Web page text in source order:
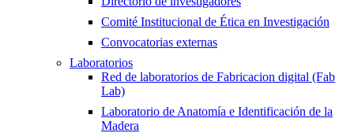
Comité Institucional de Ética en Investigación
Convocatorias externas
Laboratorios
Red de laboratorios de Fabricacion digital (Fab
Lab)
Laboratorio de Anatomía e Identificación de la
Madera